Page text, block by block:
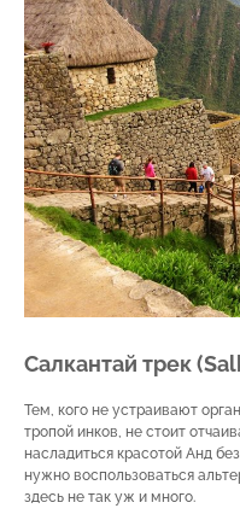
Салкантай трек
Тем, кого не устраивают
тропой инков, не стоит
насладиться красотой Анд
нужно воспользоваться
здесь не так уж и много.